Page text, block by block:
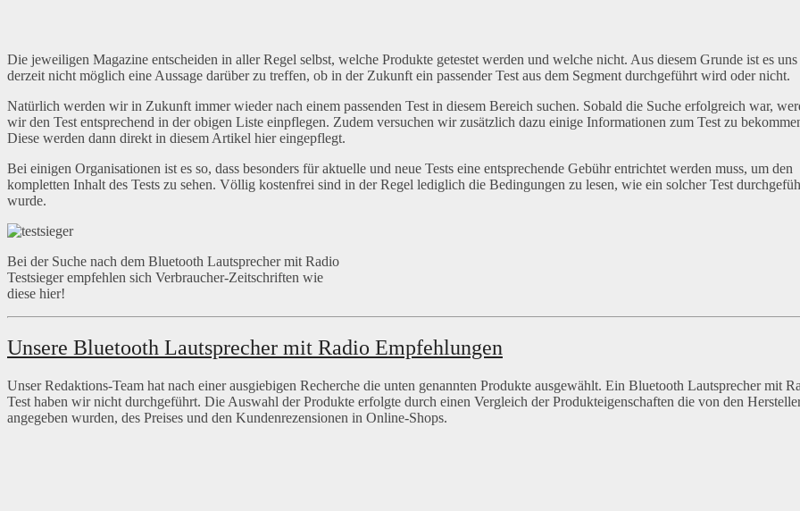
Die jeweiligen Magazine entscheiden in aller Regel selbst, welche Produkte getestet werden und welche nicht. Aus diesem Grunde ist es uns
derzeit nicht möglich eine Aussage darüber zu treffen, ob in der Zukunft ein passender Test aus dem Segment durchgeführt wird oder nicht.
Natürlich werden wir in Zukunft immer wieder nach einem passenden Test in diesem Bereich suchen. Sobald die Suche erfolgreich war,
wir den Test entsprechend in der obigen Liste einpflegen. Zudem versuchen wir zusätzlich dazu einige Informationen zum Test zu
Diese werden dann direkt in diesem Artikel hier eingepflegt.
Bei einigen Organisationen ist es so, dass besonders für aktuelle und neue Tests eine entsprechende Gebühr entrichtet werden muss, um den
kompletten Inhalt des Tests zu sehen. Völlig kostenfrei sind in der Regel lediglich die Bedingungen zu lesen, wie ein solcher Test
wurde.
Bei der Suche nach dem Bluetooth Lautsprecher mit Radio
Testsieger empfehlen sich Verbraucher-Zeitschriften wie
diese hier!
Unsere Bluetooth Lautsprecher mit Radio Empfehlungen
Unser Redaktions-Team hat nach einer ausgiebigen Recherche die unten genannten Produkte ausgewählt. Ein Bluetooth Lautsprecher mit
Test haben wir nicht durchgeführt. Die Auswahl der Produkte erfolgte durch einen Vergleich der Produkteigenschaften die von den
angegeben wurden, des Preises und den Kundenrezensionen in Online-Shops.